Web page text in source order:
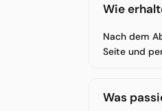
Wie
Nach dem
Seite und
Was